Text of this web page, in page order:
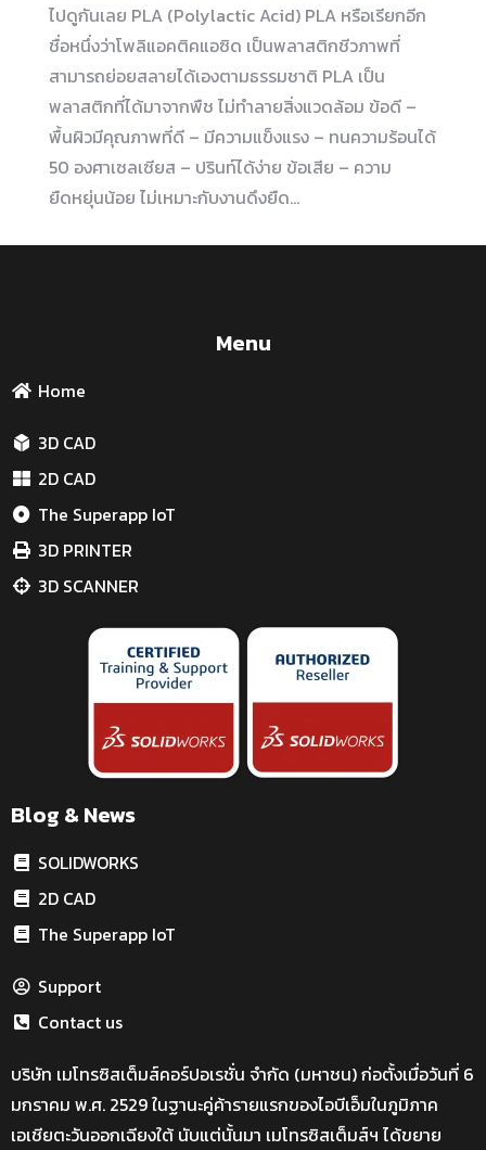
ไปดูกันเลย PLA (Polylactic Acid) PLA หรือเรียกอีก
ชื่อหนึ่งว่าโพลิแอคติคแอซิด เป็นพลาสติกชีวภาพที่
สามารถย่อยสลายได้เองตามธรรมชาติ PLA เป็น
พลาสติกที่ได้มาจากพืช ไม่ทำลายสิ่งแวดล้อม ข้อดี –
พื้นผิวมีคุณภาพที่ดี – มีความแข็งแรง – ทนความร้อนได้
50 องศาเซลเซียส – ปรินท์ได้ง่าย ข้อเสีย – ความ
ยืดหยุ่นน้อย ไม่เหมาะกับงานดึงยืด…
Menu
Home
3D CAD
2D CAD
The Superapp IoT
3D PRINTER
3D SCANNER
Blog & News
SOLIDWORKS
2D CAD
The Superapp IoT
Support
Contact us
บริษัท เมโทรซิสเต็มส์คอร์ปอเรชั่น จำกัด (มหาชน) ก่อตั้งเมื่อวันที่ 6
มกราคม พ.ศ. 2529 ในฐานะคู่ค้ารายแรกของไอบีเอ็มในภูมิภาค
เอเชียตะวันออกเฉียงใต้ นับแต่นั้นมา เมโทรซิสเต็มส์ฯ ได้ขยาย